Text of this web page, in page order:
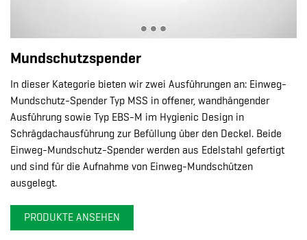
Mundschutzspender
In dieser Kategorie bieten wir zwei Ausführungen an: Einweg-
Mundschutz-Spender Typ MSS in offener, wandhängender
Ausführung sowie Typ EBS-M im Hygienic Design in
Schrägdachausführung zur Befüllung über den Deckel. Beide
Einweg-Mundschutz-Spender werden aus Edelstahl gefertigt
und sind für die Aufnahme von Einweg-Mundschützen
ausgelegt.
PRODUKTE ANSEHEN